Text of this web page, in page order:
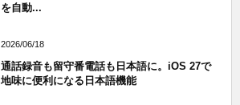
を自動...
2026/06/18
通話録音も留守番電話も日本語に。iOS 27で
地味に便利になる日本語機能